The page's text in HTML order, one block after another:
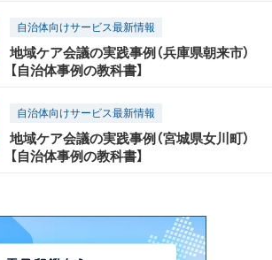
自治体向けサービス最新情報
地域ケア会議の実践事例（兵庫県朝来市）
【自治体事例の教科書】
自治体向けサービス最新情報
地域ケア会議の実践事例（宮城県女川町）
【自治体事例の教科書】